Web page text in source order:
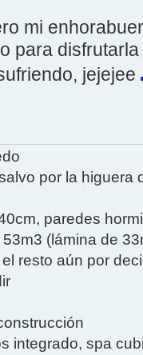
mi
para
jejejee
por la higuera
paredes
(lámina de
resto aún por
integrado, spa